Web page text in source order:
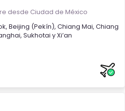
desde Ciudad de México
, Beijing (Pekín), Chiang Mai, Chiang
, Sukhotai yXi’an